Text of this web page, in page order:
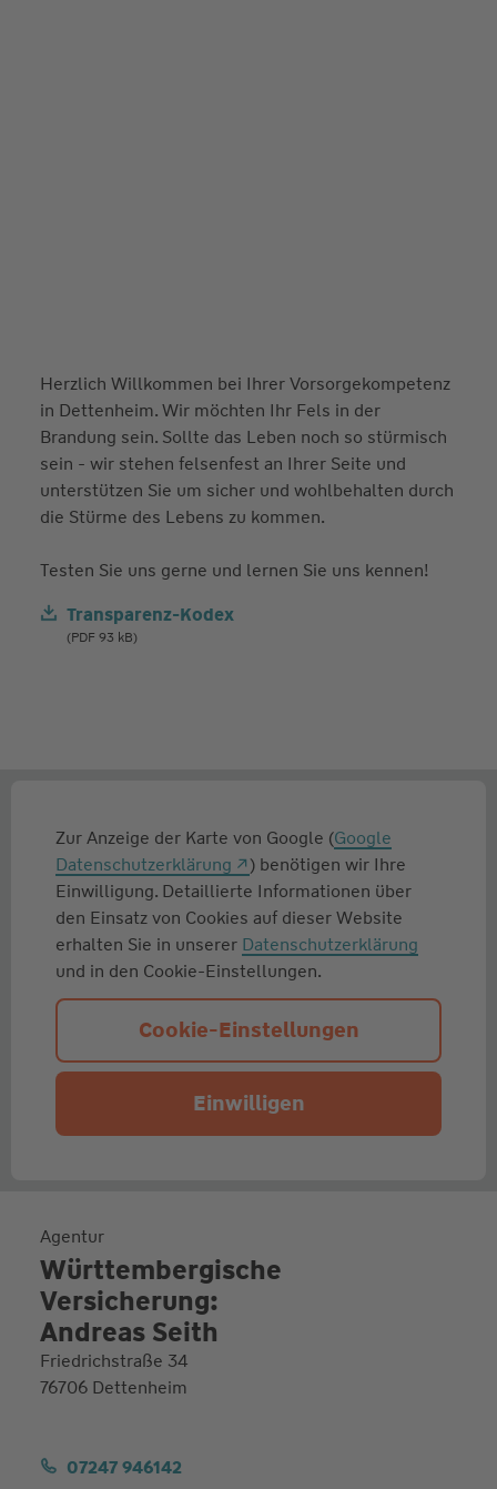
Herzlich Willkommen bei Ihrer Vorsorgekompetenz
in Dettenheim. Wir möchten Ihr Fels in der
Brandung sein. Sollte das Leben noch so stürmisch
sein - wir stehen felsenfest an Ihrer Seite und
unterstützen Sie um sicher und wohlbehalten durch
die Stürme des Lebens zu kommen.
Testen Sie uns gerne und lernen Sie uns kennen!
Transparenz-Kodex
(PDF 93 kB)
Zur Anzeige der Karte von Google (Google
Datenschutzerklärung
) benötigen wir Ihre
Einwilligung. Detaillierte Informationen über
den Einsatz von Cookies auf dieser Website
erhalten Sie in unserer Datenschutzerklärung
und in den Cookie-Einstellungen.
Cookie-Einstellungen
Einwilligen
Agentur
Württembergische
Versicherung:
Andreas Seith
Friedrichstraße 34
76706 Dettenheim
07247 946142